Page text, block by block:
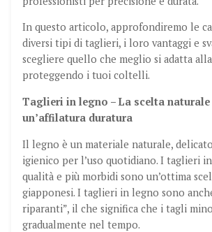
In questo articolo, approfondiremo le
diversi tipi di taglieri, i loro vantaggi e
scegliere quello che meglio si adatta
proteggendo i tuoi coltelli.
Taglieri in legno – La scelta naturale
un’affilatura duratura
Il legno è un materiale naturale,
igienico per l’uso quotidiano. I taglieri
qualità e più morbidi sono un’ottima
giapponesi. I taglieri in legno sono
riparanti”, il che significa che i tagli
gradualmente nel tempo.